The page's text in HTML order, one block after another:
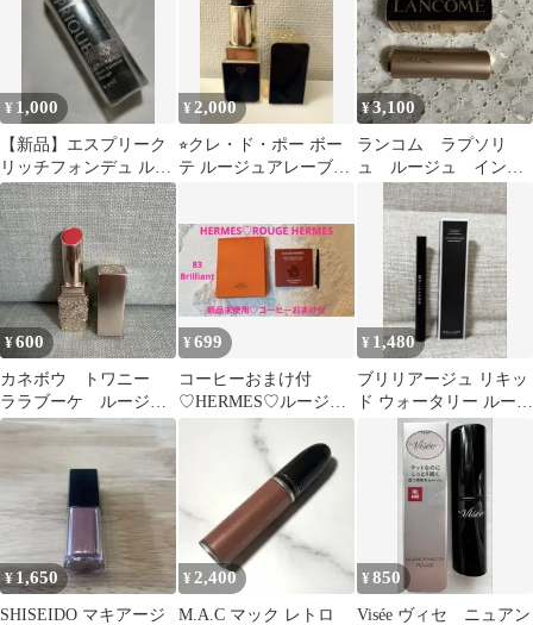
¥ 1,000
【新品】エスプリーク
リッチフォンデュ ルー
ジュ PK860
¥ 2,000
⭐︎クレ・ド・ポー ボー
テ ルージュアレーブル
¥3,100
ランコム ラプソリ
ュ ルージュ インテ
ィマットN121
¥600
カネボウ トワニー
ララブーケ ルージ
ュ グロッシー RD-
¥699
コーヒーおまけ付
♡HERMES♡ルージュ
エルメス 83 ルージュ・
¥ 1,480
ブリリアージュ リキッ
ド ウォータリー ルージ
ュ ハニーアプリコット
¥1,650
SHISEIDO マキアージ
¥ 2,400
M.A.C マック レトロ
¥850
Visée ヴィセ ニュアン